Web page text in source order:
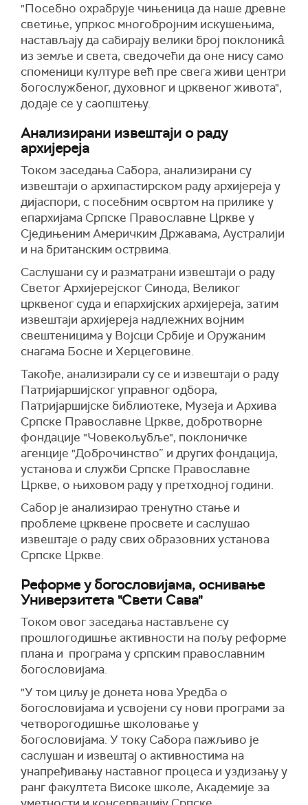
"Посебно охрабрује чињеница да наше древне
светиње, упркос многобројним искушењима,
настављају да сабирају велики број поклоникâ
из земље и света, сведочећи да оне нису само
споменици културе већ пре свега живи центри
богослужбеног, духовног и црквеног живота",
додаје се у саопштењу.
Анализирани извештаји о раду
архијереја
Током заседања Сабора, анализирани су
извештаји о архипастирском раду архијереја у
дијаспори, с посебним освртом на прилике у
епархијама Српске Православне Цркве у
Сједињеним Америчким Државама, Аустралији
и на британским острвима.
Саслушани су и разматрани извештаји о раду
Светог Архијерејског Синода, Великог
црквеног суда и епархијских архијереја, затим
извештаји архијереја надлежних војним
свештеницима у Војсци Србије и Оружаним
снагама Босне и Херцеговине.
Такође, анализирали су се и извештаји о раду
Патријаршијског управног одбора,
Патријаршијске библиотеке, Музеја и Архива
Српске Православне Цркве, добротворне
фондације "Човекољубље", поклоничке
агенције "Доброчинство” и других фондација,
установа и служби Српске Православне
Цркве, о њиховом раду у претходној години.
Сабор је анализирао тренутно стање и
проблеме црквене просвете и саслушао
извештаје о раду свих образовних установа
Српске Цркве.
Реформе у богословијама, оснивање
Универзитета "Свети Сава"
Током овог заседања настављене су
прошлогодишње активности на пољу реформе
плана и програма у српским православним
богословијама.
"У том циљу је донета нова Уредба о
богословијама и усвојени су нови програми за
четворогодишње школовање у
богословијама. У току Сабора пажљиво је
саслушан и извештај о активностима на
унапређивању наставног процеса и уздизању у
ранг факултета Високе школе, Академије за